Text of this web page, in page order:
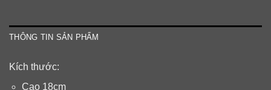
THÔNG TIN SẢN PHẨM
Kích thước:
Cao 18cm